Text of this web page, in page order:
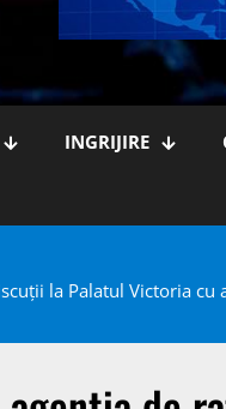
INGRIJIRE
la Palatul Victoria cu